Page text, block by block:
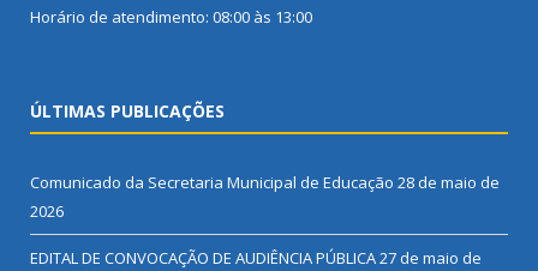
Horário de atendimento: 08:00 às 13:00
ÚLTIMAS PUBLICAÇÕES
Comunicado da Secretaria Municipal de Educação 28 de maio de
2026
EDITAL DE CONVOCAÇÃO DE AUDIÊNCIA PÚBLICA27 de maio de